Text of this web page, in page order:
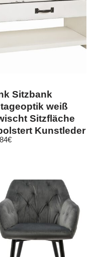
Sitzbank
weiß
Sitzfläche
Kunstleder
…
€